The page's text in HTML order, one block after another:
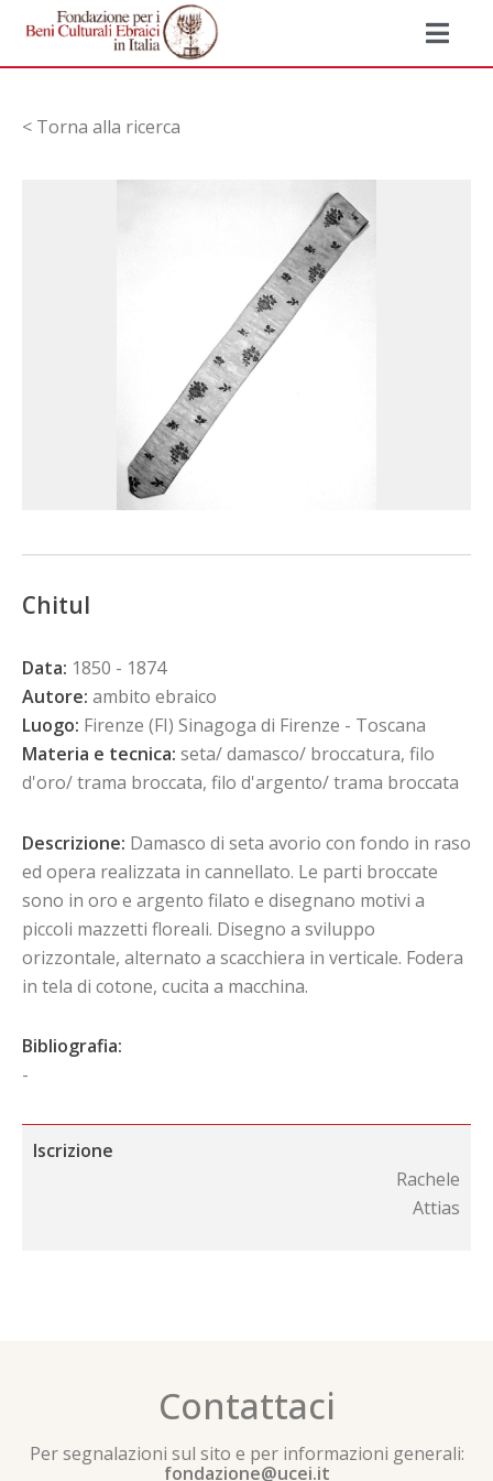
< Torna alla ricerca
Chitul
Data: 1850 - 1874
Autore: ambito ebraico
Luogo: Firenze (FI) Sinagoga di Firenze - Toscana
Materia e tecnica: seta/ damasco/ broccatura, filo
d'oro/ trama broccata, filo d'argento/ trama broccata
Descrizione: Damasco di seta avorio con fondo in raso
ed opera realizzata in cannellato. Le parti broccate
sono in oro e argento filato e disegnano motivi a
piccoli mazzetti floreali. Disegno a sviluppo
orizzontale, alternato a scacchiera in verticale. Fodera
in tela di cotone, cucita a macchina.
Bibliografia:
-
Iscrizione
Rachele
Attias
Contattaci
Per segnalazioni sul sito e per informazioni generali:
fondazione@ucei.it